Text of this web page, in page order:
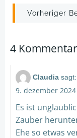
Post
Vorheriger
4
Claudia sagt:
9. dezember
Es ist
Zauber
Ehe so etwas